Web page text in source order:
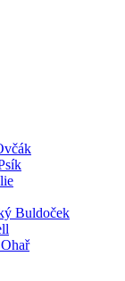
Buldoček